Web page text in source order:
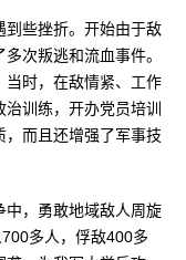
些挫折。开始由于敌
次叛逃和流血事件。
当时，在敌情紧、工作
训练，开办党员培训
而且还增强了军事技
，勇敢地域敌人周旋
多人，俘敌400多